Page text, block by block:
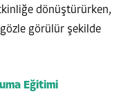
dönüştürürken,
görülür şekilde
Eğitimi